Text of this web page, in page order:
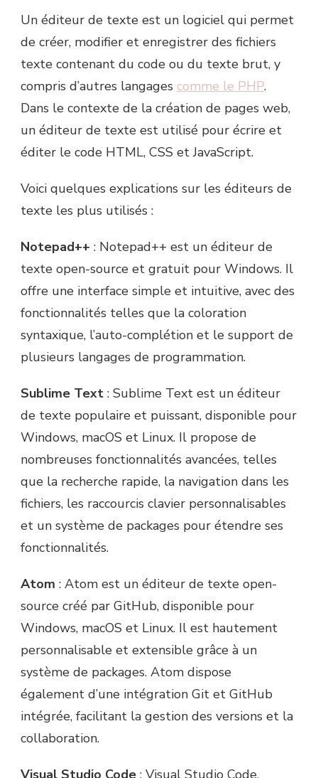
Un éditeur de texte est un logiciel qui permet
de créer, modifier et enregistrer des fichiers
texte contenant du code ou du texte brut, y
compris d’autres langages comme le PHP.
Dans le contexte de la création de pages web,
un éditeur de texte est utilisé pour écrire et
éditer le code HTML, CSS et JavaScript.
Voici quelques explications sur les éditeurs de
texte les plus utilisés :
Notepad++ : Notepad++ est un éditeur de
texte open-source et gratuit pour Windows. Il
offre une interface simple et intuitive, avec des
fonctionnalités telles que la coloration
syntaxique, l’auto-complétion et le support de
plusieurs langages de programmation.
Sublime Text : Sublime Text est un éditeur
de texte populaire et puissant, disponible pour
Windows, macOS et Linux. Il propose de
nombreuses fonctionnalités avancées, telles
que la recherche rapide, la navigation dans les
fichiers, les raccourcis clavier personnalisables
et un système de packages pour étendre ses
fonctionnalités.
Atom : Atom est un éditeur de texte open-
source créé par GitHub, disponible pour
Windows, macOS et Linux. Il est hautement
personnalisable et extensible grâce à un
système de packages. Atom dispose
également d’une intégration Git et GitHub
intégrée, facilitant la gestion des versions et la
collaboration.
Visual Studio Code : Visual Studio Code,